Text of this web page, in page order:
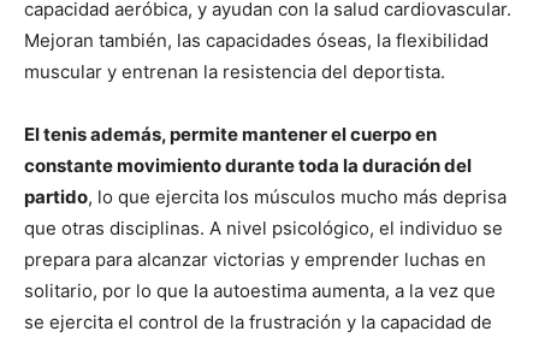
capacidad aeróbica, y ayudan con la salud cardiovascular.
Mejoran también, las capacidades óseas, la flexibilidad
muscular y entrenan la resistencia del deportista.
El tenis además, permite mantener el cuerpo en
constante movimiento durante toda la duración del
partido, lo que ejercita los músculos mucho más deprisa
que otras disciplinas. A nivel psicológico, el individuo se
prepara para alcanzar victorias y emprender luchas en
solitario, por lo que la autoestima aumenta, a la vez que
se ejercita el control de la frustración y la capacidad de